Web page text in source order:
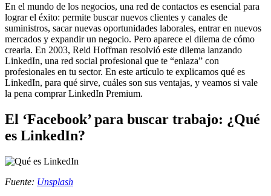
En el mundo de los negocios, una red de contactos es esencial para
lograr el éxito: permite buscar nuevos clientes y canales de
suministros, sacar nuevas oportunidades laborales, entrar en nuevos
mercados y expandir un negocio. Pero aparece el dilema de cómo
crearla. En 2003, Reid Hoffman resolvió este dilema lanzando
LinkedIn, una red social profesional que te “enlaza” con
profesionales en tu sector. En este artículo te explicamos qué es
LinkedIn, para qué sirve, cuáles son sus ventajas, y veamos si vale
la pena comprar LinkedIn Premium.
El ‘Facebook’ para buscar trabajo: ¿Qué
es LinkedIn?
Fuente: Unsplash